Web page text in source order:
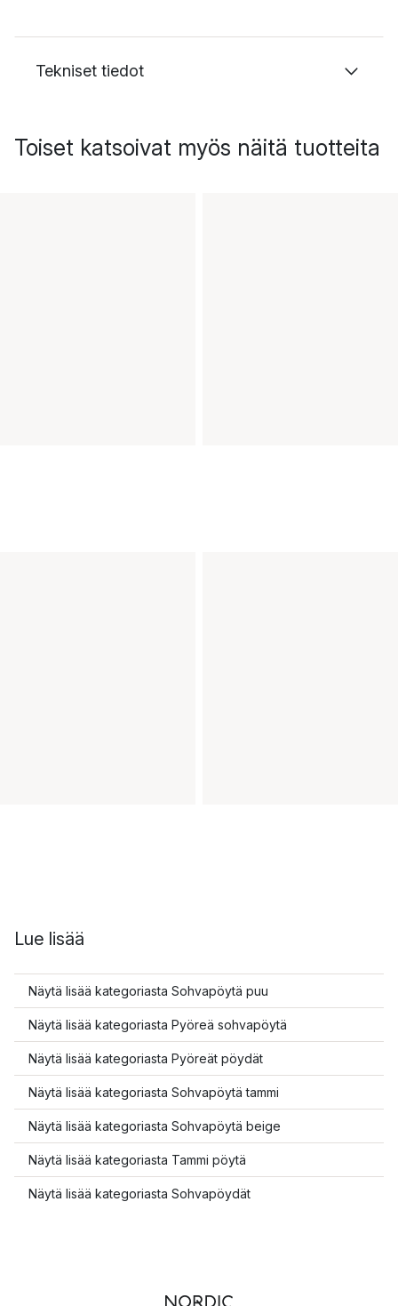
Tekniset tiedot
Toiset katsoivat myös näitä tuotteita
Lue lisää
Näytä lisää kategoriasta Sohvapöytä puu
Näytä lisää kategoriasta Pyöreä sohvapöytä
Näytä lisää kategoriasta Pyöreät pöydät
Näytä lisää kategoriasta Sohvapöytä tammi
Näytä lisää kategoriasta Sohvapöytä beige
Näytä lisää kategoriasta Tammi pöytä
Näytä lisää kategoriasta Sohvapöydät